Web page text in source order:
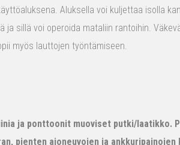
Aluksella voi kuljettaa isolla
sillä voi operoida mataliin rantoihin.
myös lauttojen työntämiseen.
ja ponttoonit muoviset putki/laatikko.
pienten ajoneuvojen ja